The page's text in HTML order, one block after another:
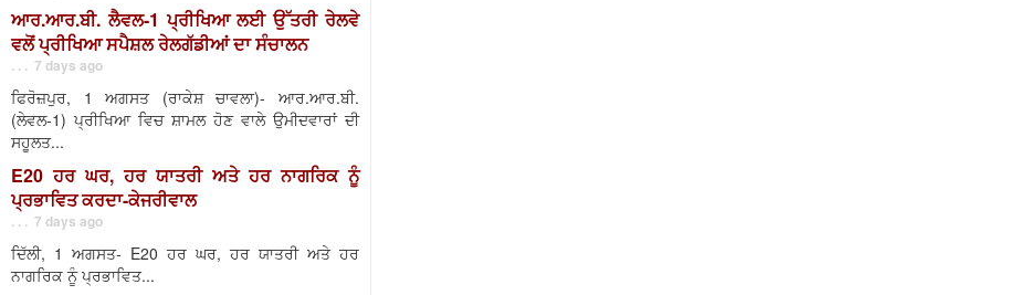
ਆਰ.ਆਰ.ਬੀ. ਲੈਵਲ-1 ਪ੍ਰੀਖਿਆ ਲਈ ਉੱਤਰੀ ਰੇਲਵੇ
ਵਲੋਂ ਪ੍ਰੀਖਿਆ ਸਪੈਸ਼ਲ ਰੇਲਗੱਡੀਆਂ ਦਾ ਸੰਚਾਲਨ
. . . 7 days ago
ਫਿਰੋਜ਼ਪੁਰ, 1 ਅਗਸਤ (ਰਾਕੇਸ਼ ਚਾਵਲਾ)- ਆਰ.ਆਰ.ਬੀ.
(ਲੇਵਲ-1) ਪ੍ਰੀਖਿਆ ਵਿਚ ਸ਼ਾਮਲ ਹੋਣ ਵਾਲੇ ਉਮੀਦਵਾਰਾਂ ਦੀ
ਸਹੂਲਤ...
E20 ਹਰ ਘਰ, ਹਰ ਯਾਤਰੀ ਅਤੇ ਹਰ ਨਾਗਰਿਕ ਨੂੰ
ਪ੍ਰਭਾਵਿਤ ਕਰਦਾ-ਕੇਜਰੀਵਾਲ
. . . 7 days ago
ਦਿੱਲੀ, 1 ਅਗਸਤ- E20 ਹਰ ਘਰ, ਹਰ ਯਾਤਰੀ ਅਤੇ ਹਰ
ਨਾਗਰਿਕ ਨੂੰ ਪ੍ਰਭਾਵਿਤ...